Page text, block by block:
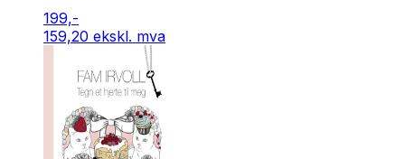
199,-
159,20 ekskl. mva